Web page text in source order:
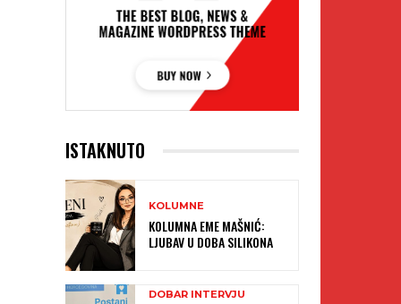
ISTAKNUTO
KOLUMNE
KOLUMNA EME MAŠNIĆ:
LJUBAV U DOBA SILIKONA
DOBAR INTERVJU